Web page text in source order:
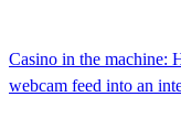
Casino in the machine:
webcam feed into an